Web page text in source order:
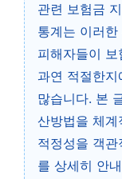
관련 보험금
통계는 이러
피해자들이
과연 적절한
많습니다. 본
산방법을 체계
적정성을 객
를 상세히 안